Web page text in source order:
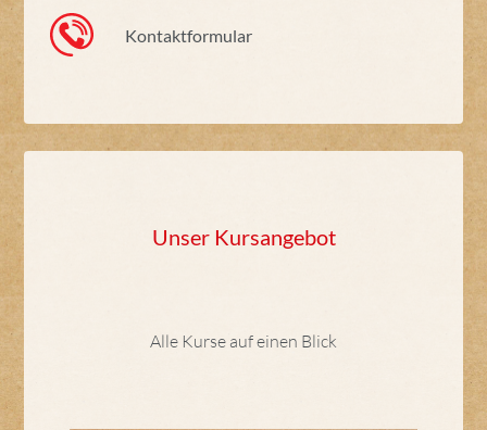
Kontaktformular
Unser Kursangebot
Alle Kurse auf einen Blick